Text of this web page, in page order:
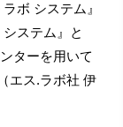
ボ システム』
ステム』と
ターを用いて
エス.ラボ社 伊